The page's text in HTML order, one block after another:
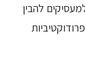
להבין